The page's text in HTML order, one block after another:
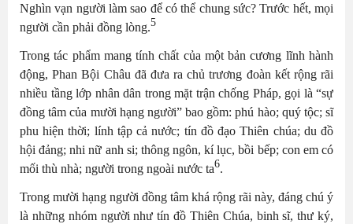
Nghìn vạn người làm sao để có thể chung sức? Trước hết, mọi
người cần phải đồng lòng.5
Trong tác phẩm mang tính chất của một bản cương lĩnh hành
động, Phan Bội Châu đã đưa ra chủ trương đoàn kết rộng rãi
nhiều tầng lớp nhân dân trong mặt trận chống Pháp, gọi là “sự
đồng tâm của mười hạng người” bao gồm: phú hào; quý tộc; sĩ
phu hiện thời; lính tập cả nước; tín đồ đạo Thiên chúa; du đồ
hội đảng; nhi nữ anh si; thông ngôn, kí lục, bồi bếp; con em có
mối thù nhà; người trong ngoài nước ta6.
Trong mười hạng người đồng tâm khá rộng rãi này, đáng chú ý
là những nhóm người như tín đồ Thiên Chúa, binh sĩ, thư ký,